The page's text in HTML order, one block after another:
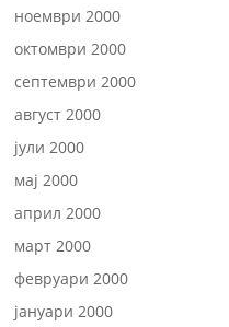
ноември 2000
октомври 2000
септември 2000
август 2000
јули 2000
мај 2000
април 2000
март 2000
февруари 2000
јануари 2000